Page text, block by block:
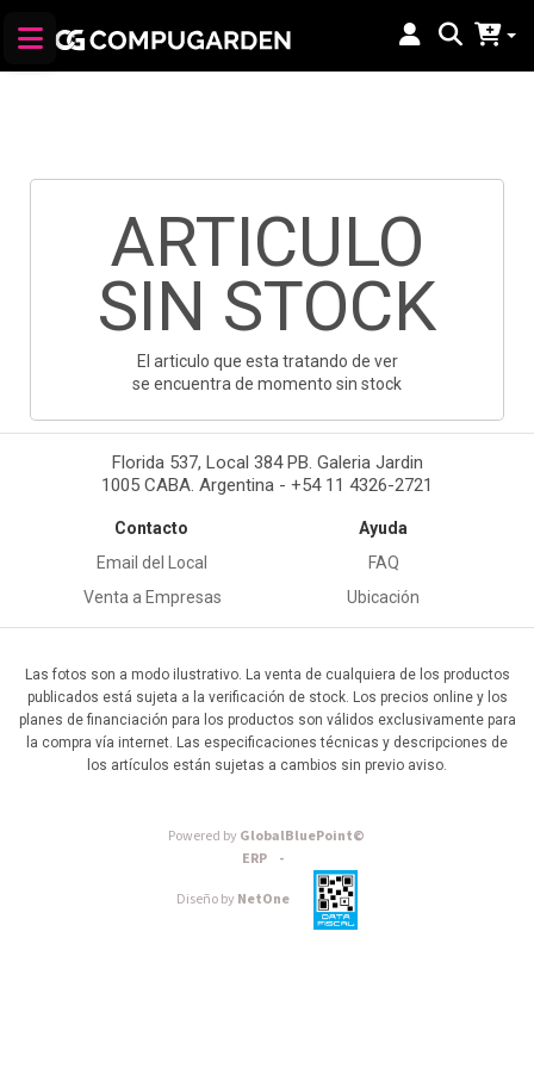
ARTICULO
SIN STOCK
El articulo que esta tratando de ver
se encuentra de momento sin stock
Florida 537, Local 384 PB. Galeria Jardin
1005 CABA. Argentina - +54 11 4326-2721
Contacto
Email del Local
Venta a Empresas
Ayuda
FAQ
Ubicación
Las fotos son a modo ilustrativo. La venta de cualquiera de los productos
publicados está sujeta a la verificación de stock. Los precios online y los
planes de financiación para los productos son válidos exclusivamente para
la compra vía internet. Las especificaciones técnicas y descripciones de
los artículos están sujetas a cambios sin previo aviso.
Powered byGlobalBluePoint©
ERP -
Diseño byNetOne